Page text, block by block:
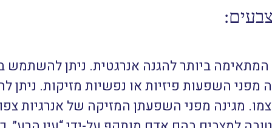
ביותר להגנה אנרגטית. ניתן להשתמש
מפני השפעות פיזיות או נפשיות מזיקות. ניתן
מגינה מפני השפעתן המזיקה של אנרגיות